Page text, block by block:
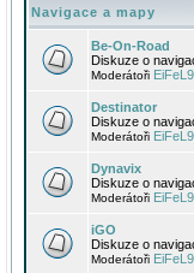
Navigace a mapy
Be-On-Road
Diskuze o
Moderátoři
Destinator
Diskuze o
Moderátoři
Dynavix
Diskuze o
Moderátoři
iGO
Diskuze o
Moderátoři